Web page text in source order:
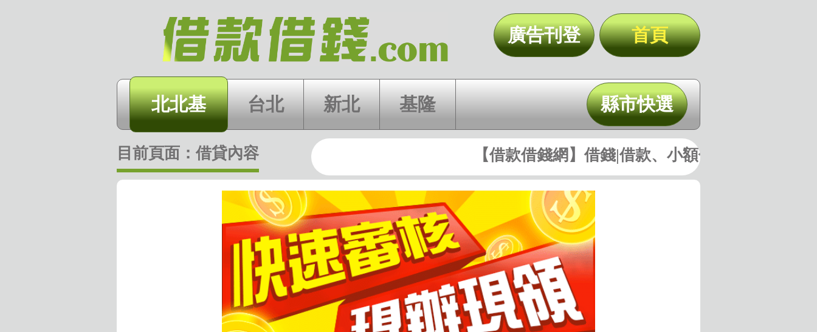
快速審核 現辦現領 2%年利率 | 1-10萬 不限
廣告刊登 首頁
北北基 台北 新北 基隆 縣市快選
北北基
目前頁面： 借貸內容 【借款借錢網】借錢|借款、小額借錢|小額借款、證